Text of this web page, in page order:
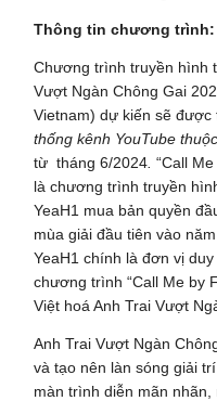
Thông tin chương trình:
Chương trình truyền hình
Vượt Ngàn Chông Gai
Vietnam) dự kiến sẽ
thống kênh YouTube
từ tháng 6/2024 “Call
là chương trình truyền
YeaH1 mua bản quyền
mùa giải đầu tiên vào
YeaH1 chính là đơn vị
chương trình “Call Me by
Việt hoá Anh Trai Vượt
Anh Trai Vượt Ngàn
và tạo nên làn sóng giải
màn trình diễn mãn